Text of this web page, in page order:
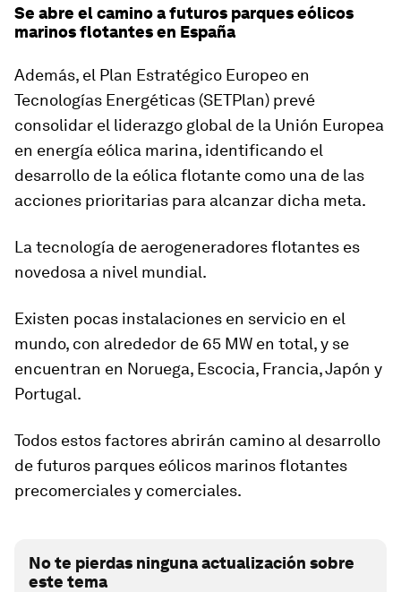
Se abre el camino a futuros parques eólicos
marinos flotantes en España
Además, el Plan Estratégico Europeo en
Tecnologías Energéticas (SETPlan) prevé
consolidar el liderazgo global de la Unión Europea
en energía eólica marina, identificando el
desarrollo de la eólica flotante como una de las
acciones prioritarias para alcanzar dicha meta.
La tecnología de aerogeneradores flotantes es
novedosa a nivel mundial.
Existen pocas instalaciones en servicio en el
mundo, con alrededor de 65 MW en total, y se
encuentran en Noruega, Escocia, Francia, Japón y
Portugal.
Todos estos factores abrirán camino al desarrollo
de futuros parques eólicos marinos flotantes
precomerciales y comerciales.
No te pierdas ninguna actualización sobre
este tema